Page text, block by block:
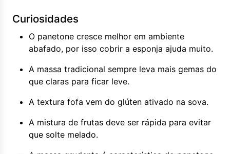
Curiosidades
O panetone cresce melhor em ambiente
abafado, por isso cobrir a esponja ajuda muito.
A massa tradicional sempre leva mais gemas do
que claras para ficar leve.
A textura fofa vem do glúten ativado na sova.
A mistura de frutas deve ser rápida para evitar
que solte melado.